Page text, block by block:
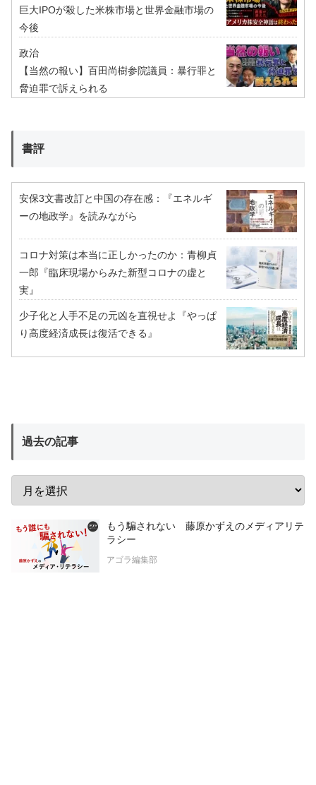
巨大IPOが殺した米株市場と世界金融市場の
今後
政治
【当然の報い】百田尚樹参院議員：暴行罪と
脅迫罪で訴えられる
書評
安保3文書改訂と中国の存在感：『エネルギ
ーの地政学』を読みながら
コロナ対策は本当に正しかったのか：青柳貞
一郎『臨床現場からみた新型コロナの虚と
実』
少子化と人手不足の元凶を直視せよ『やっぱ
り高度経済成長は復活できる』
過去の記事
もう騙されない 藤原かずえのメディアリテ
ラシー
アゴラ編集部